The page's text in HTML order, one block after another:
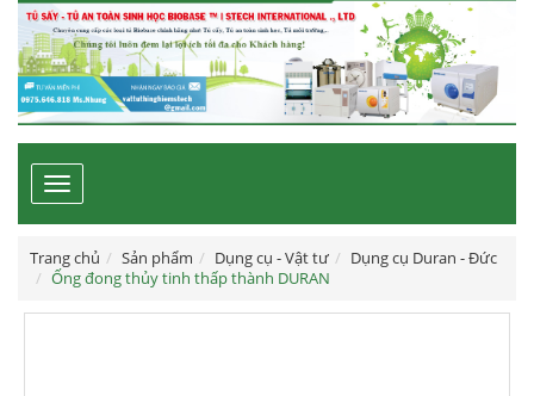
Toggle
navigation
Trang chủ Sản phẩm Dụng cụ - Vật tư
Dụng cụ Duran - Đức
Ống đong thủy tinh thấp thành DURAN